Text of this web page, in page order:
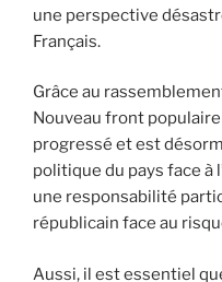
une perspective
Français.
Grâce au
Nouveau front
progressé et est
politique du pays face à
une responsabilité
républicain face au
Aussi, il est essentiel